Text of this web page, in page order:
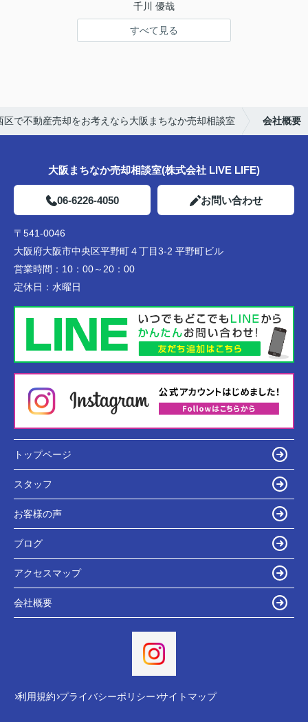
千川 優哉
すべて見る
区で不動産売却をお考えなら大阪まちなか売却相談室 会社概要
大阪まちなか売却相談室(株式会社 LIVE LIFE)
06-6226-4050 お問い合わせ
〒541-0046
大阪府大阪市中央区平野町４丁目3-2 平野町ビル
営業時間： 10：00～20：00
定休日： 水曜日
トップページ
スタッフ
お客様の声
ブログ
アクセスマップ
会社概要
利用規約 プライバシーポリシー サイトマップ